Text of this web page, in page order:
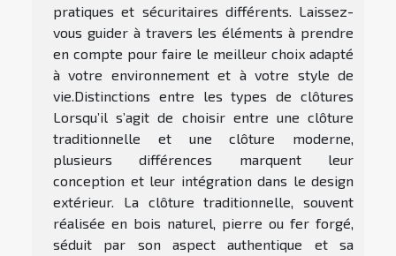
pratiques et sécuritaires différents. Laissez-
vous guider à travers les éléments à prendre
en compte pour faire le meilleur choix adapté
à votre environnement et à votre style de
vie.Distinctions entre les types de clôtures
Lorsqu’il s’agit de choisir entre une clôture
traditionnelle et une clôture moderne,
plusieurs différences marquent leur
conception et leur intégration dans le design
extérieur. La clôture traditionnelle, souvent
réalisée en bois naturel, pierre ou fer forgé,
séduit par son aspect authentique et sa